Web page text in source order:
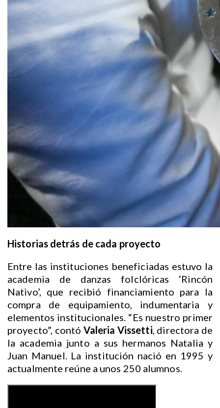
Historias detrás de cada proyecto
Entre las instituciones beneficiadas estuvo la
academia de danzas folclóricas ‘Rincón
Nativo’, que recibió financiamiento para la
compra de equipamiento, indumentaria y
elementos institucionales. “Es nuestro primer
proyecto”, contó Valeria Vissetti, directora de
la academia junto a sus hermanos Natalia y
Juan Manuel. La institución nació en 1995 y
actualmente reúne a unos 250 alumnos.